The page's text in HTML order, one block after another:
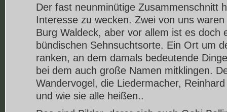
Der fast neunminütige Zusammenschnitt
Interesse zu wecken. Zwei von uns
Burg Waldeck, aber vor allem ist es doch
bündischen Sehnsuchtsorte. Ein Ort um
ranken, an dem damals bedeutende
bei dem auch große Namen mitklingen.
Wandervogel, die Liedermacher,
und wie sie alle heißen..